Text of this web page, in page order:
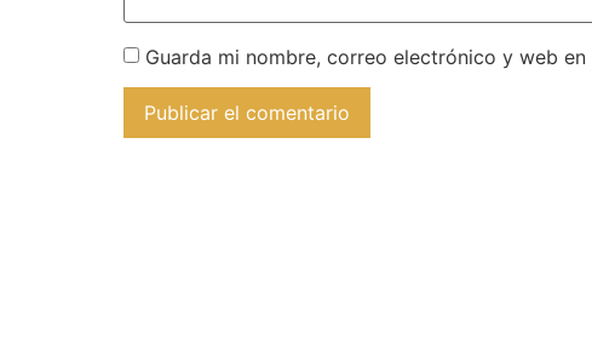
Guarda mi nombre, correo electrónico y web